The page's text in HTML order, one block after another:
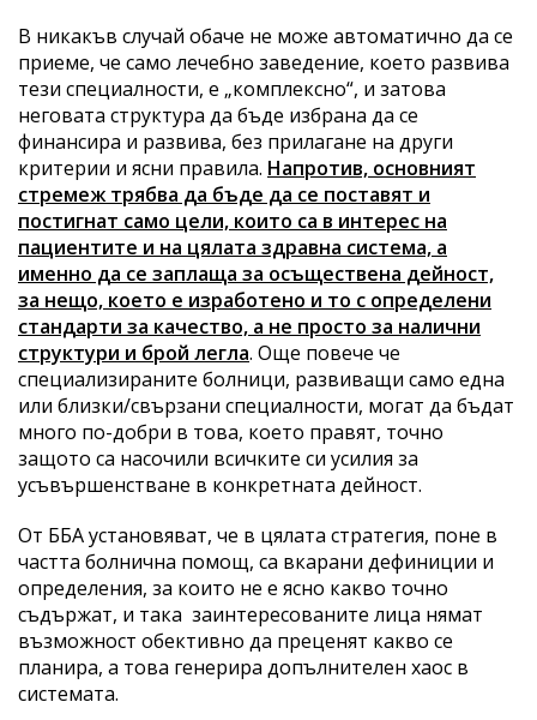
В никакъв случай обаче не може автоматично да се
приеме, че само лечебно заведение, което развива
тези специалности, е „комплексно“, и затова
неговата структура да бъде избрана да се
финансира и развива, без прилагане на други
критерии и ясни правила. Напротив, основният
стремеж трябва да бъде да се поставят и
постигнат само цели, които са в интерес на
пациентите и на цялата здравна система, а
именно да се заплаща за осъществена дейност,
за нещо, което е изработено и то с определени
стандарти за качество, а не просто за налични
структури и брой легла. Още повече че
специализираните болници, развиващи само една
или близки/свързани специалности, могат да бъдат
много по-добри в това, което правят, точно
защото са насочили всичките си усилия за
усъвършенстване в конкретната дейност.
От ББА установяват, че в цялата стратегия, поне в
частта болнична помощ, са вкарани дефиниции и
определения, за които не е ясно какво точно
съдържат, и така заинтересованите лица нямат
възможност обективно да преценят какво се
планира, а това генерира допълнителен хаос в
системата.